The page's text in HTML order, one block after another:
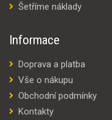
Šetříme náklady
Informace
Doprava a platba
Vše o nákupu
Obchodní podmínky
Kontakty